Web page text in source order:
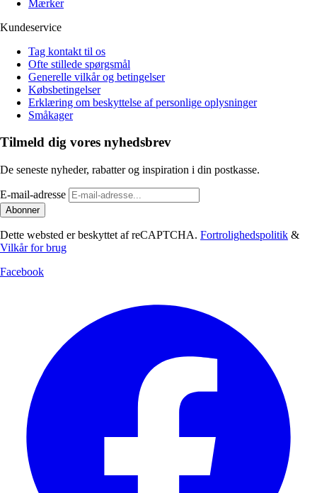
Mærker
Kundeservice
Tag kontakt til os
Ofte stillede spørgsmål
Generelle vilkår og betingelser
Købsbetingelser
Erklæring om beskyttelse af personlige oplysninger
Småkager
Tilmeld dig vores nyhedsbrev
De seneste nyheder, rabatter og inspiration i din postkasse.
E-mail-adresse
Abonner
Dette websted er beskyttet af reCAPTCHA. Fortrolighedspolitik &
Vilkår for brug
Facebook